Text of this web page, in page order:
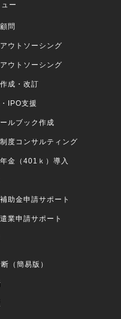
ー
問
ウトソーシング
ウトソーシング
成・改訂
IPO支援
ルブック作成
度コンサルティング
金（401ｋ）導入
助金申請サポート
業申請サポート
（簡易版）